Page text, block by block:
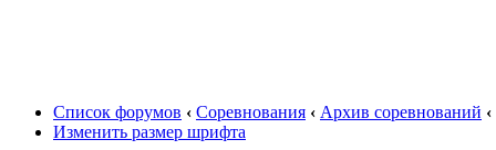
Список форумов ‹ Соревнования ‹ Архив соревнований ‹
Изменить размер шрифта